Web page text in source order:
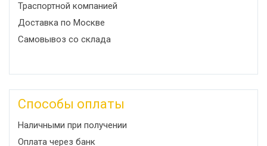
Траспортной компанией
Доставка по Москве
Самовывоз со склада
Способы оплаты
Наличными при получении
Оплата через банк